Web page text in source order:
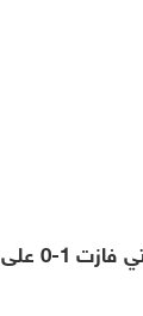
وتصدر منتخب "المانشافت” ترتيب المجموعة برصيد 12 نقطة، بفارق الأهداف عن سلوفاكيا التي فازت 1-0 على